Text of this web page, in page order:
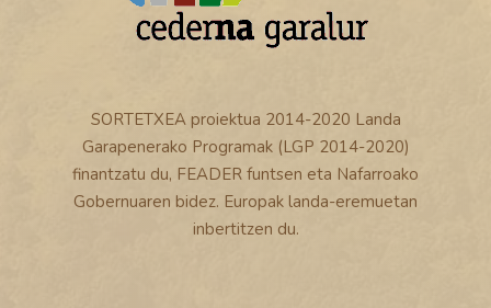
SORTETXEA proiektua 2014-2020 Landa
Garapenerako Programak (LGP 2014-2020)
finantzatu du, FEADER funtsen eta Nafarroako
Gobernuaren bidez. Europak landa-eremuetan
inbertitzen du.